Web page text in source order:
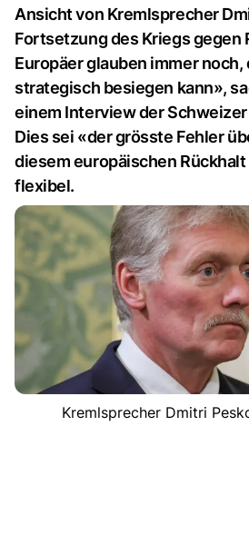
Ansicht von Kremlsprecher
Fortsetzung des Kriegs gegen
Europäer glauben immer noch,
strategisch besiegen kann»,
einem Interview der
Dies sei «der grösste Fehler
diesem europäischen
flexibel.
Kremlsprecher Dmitri